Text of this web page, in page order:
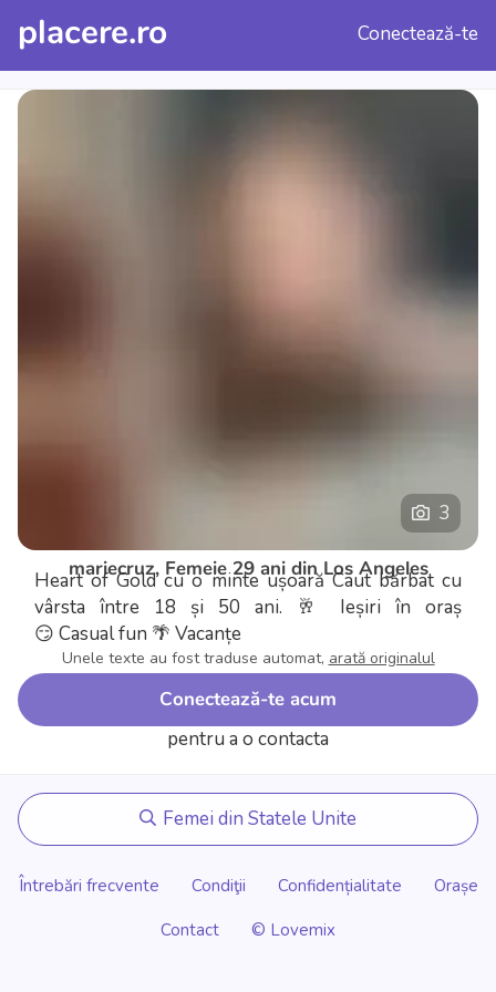
placere.ro Conectează-te
3
mariecruz, Femeie 29 ani din Los Angeles
Heart of Gold cu o minte ușoarăCaut bărbat cu
vârsta între 18 și 50 ani.
🥂 Ieșiri în oraș
😏 Casual fun 🌴 Vacanțe
Unele texte au fost traduse automat, arată originalul
Conectează-te acum
pentru a o contacta
Femei din Statele Unite
Întrebări frecvente Condiţii Confidențialitate
Orașe
Contact
© Lovemix